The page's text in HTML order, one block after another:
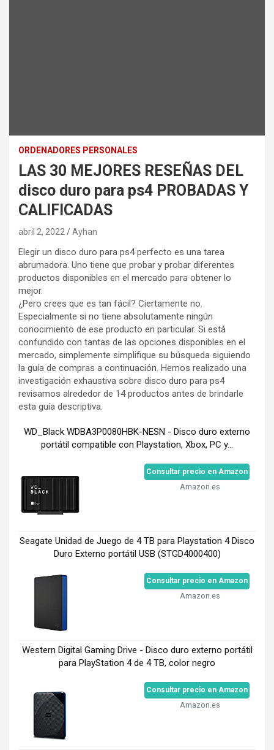
ORDENADORES PERSONALES
LAS 30 MEJORES RESEÑAS DEL
disco duro para ps4 PROBADAS Y
CALIFICADAS
abril 2, 2022 Ayhan
Elegir un disco duro para ps4 perfecto es una tarea
abrumadora. Uno tiene que probar y probar diferentes
productos disponibles en el mercado para obtener lo
mejor.
¿Pero crees que es tan fácil? Ciertamente no.
Especialmente si no tiene absolutamente ningún
conocimiento de ese producto en particular. Si está
confundido con tantas de las opciones disponibles en el
mercado, simplemente simplifique su búsqueda siguiendo
la guía de compras a continuación. Hemos realizado una
investigación exhaustiva sobre disco duro para ps4
revisamos alrededor de 14 productos antes de brindarle
esta guía descriptiva.
WD_Black WDBA3P0080HBK-NESN - Disco duro externo
portátil compatible con Playstation, Xbox, PC y...
Consultar precio en Amazon
Amazon.es
Seagate Unidad de Juego de 4 TB para Playstation 4 Disco
Duro Externo portátil USB (STGD4000400)
Consultar precio en Amazon
Amazon.es
Western Digital Gaming Drive - Disco duro externo portátil
para PlayStation 4 de 4 TB, color negro
Consultar precio en Amazon
Amazon.es